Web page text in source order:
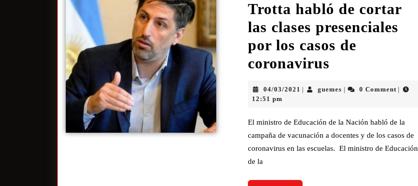
Trotta habló de cortar
las clases presenciales
por los casos de
coronavirus
04/03/2021 guemes 0 Comment
12:51 pm
El ministro de Educación de la Nación habló de la
campaña de vacunación a docentes y de los casos de
coronavirus en las escuelas. El ministro de Educación
de la